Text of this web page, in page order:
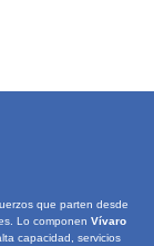
que parten desde
Lo componen Vívaro
capacidad, servicios